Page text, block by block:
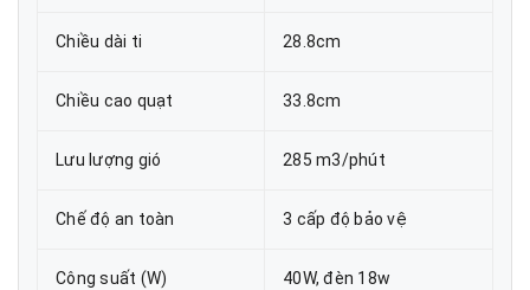
Chiều dài ti 28.8cm
Chiều cao quạt 33.8cm
Lưu lượng gió 285 m3/phút
Chế độ an toàn 3 cấp độ bảo vệ
Công suất (W) 40W, đèn 18w